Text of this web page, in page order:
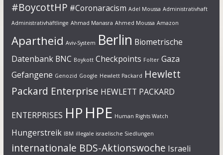
#BoycottHP #Coronaracism Adel Moussa Administrativhaft
Administrativhäftlinge Ahmad Manasra Ahmed Moussa Amazon
Apartheid Aviv-System Berlin Biometrische
Datenbank BNC Boykott Checkpoints Folter Gaza
Gefangene Genozid Google Hewlett Packard Hewlett
Packard Enterprise HEWLETT PACKARD
ENTERPRISES HP HPE Human Rights Watch
Hungerstreik IBM illegale israelische Siedlungen
internationale BDS-Aktionswoche Israeli